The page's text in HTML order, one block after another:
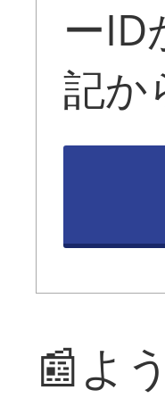
ーID
記か
📰よ